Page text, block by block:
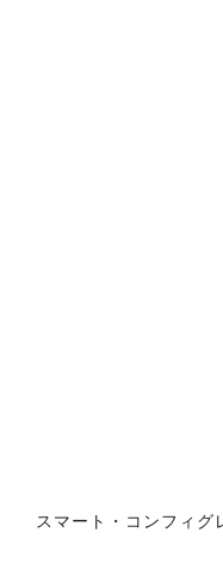
スマート・コンフィ